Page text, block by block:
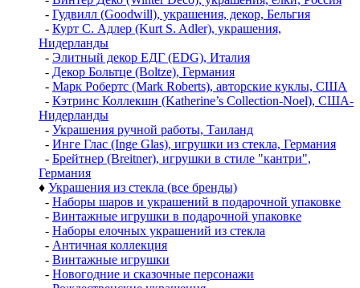
- Гудвилл (Goodwill), украшения, декор, Бельгия
- Курт С. Адлер (Kurt S. Adler), украшения,
Нидерланды
- Элитный декор ЕДГ (EDG), Италия
- Декор Больтце (Boltze), Германия
- Марк Робертс (Mark Roberts), авторские куклы, США
- Кэтринс Коллекшн (Katherine’s Collection-Noel), США-
Нидерланды
- Украшения ручной работы, Таиланд
- Инге Глас (Inge Glas), игрушки из стекла, Германия
- Брейтнер (Breitner), игрушки в стиле "кантри",
Германия
♦ Украшения из стекла (все бренды)
- Наборы шаров и украшений в подарочной упаковке
- Винтажные игрушки в подарочной упаковке
- Наборы елочных украшений из стекла
- Античная коллекция
- Винтажные игрушки
- Новогодние и сказочные персонажи